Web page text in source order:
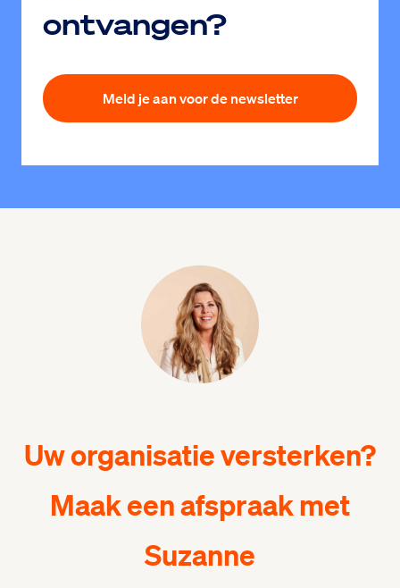
ontvangen?
Meld je aan voor de newsletter
Uw organisatie versterken?
Maak een afspraak met
Suzanne